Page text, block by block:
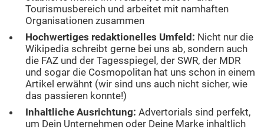
Tourismusbereich und arbeitet mit namhaften
Organisationen zusammen
Hochwertiges redaktionelles Umfeld: Nicht nur die
Wikipedia schreibt gerne bei uns ab, sondern auch
die FAZ und der Tagesspiegel, der SWR, der MDR
und sogar die Cosmopolitan hat uns schon in einem
Artikel erwähnt (wir sind uns auch nicht sicher, wie
das passieren konnte!)
Inhaltliche Ausrichtung: Advertorials sind perfekt,
um Dein Unternehmen oder Deine Marke inhaltlich